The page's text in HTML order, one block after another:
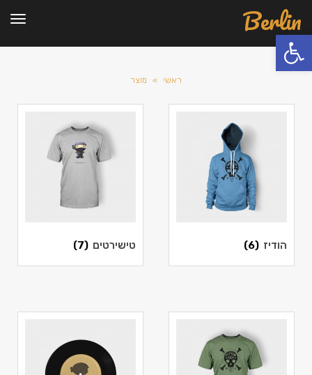
פתח סרגל נגישות
Berlin
ראשי » מוצר
הודיז (6) טישירטים (7)